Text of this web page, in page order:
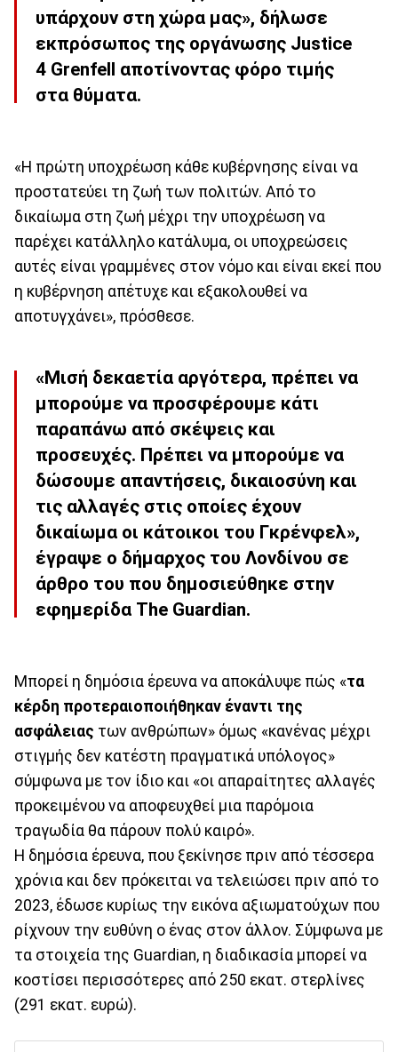
υπάρχουν στη χώρα μας», δήλωσε
εκπρόσωπος της οργάνωσης Justice
4 Grenfell αποτίνοντας φόρο τιμής
στα θύματα.
«Η πρώτη υποχρέωση κάθε κυβέρνησης είναι να
προστατεύει τη ζωή των πολιτών. Από το
δικαίωμα στη ζωή μέχρι την υποχρέωση να
παρέχει κατάλληλο κατάλυμα, οι υποχρεώσεις
αυτές είναι γραμμένες στον νόμο και είναι εκεί που
η κυβέρνηση απέτυχε και εξακολουθεί να
αποτυγχάνει», πρόσθεσε.
«Μισή δεκαετία αργότερα, πρέπει να
μπορούμε να προσφέρουμε κάτι
παραπάνω από σκέψεις και
προσευχές. Πρέπει να μπορούμε να
δώσουμε απαντήσεις, δικαιοσύνη και
τις αλλαγές στις οποίες έχουν
δικαίωμα οι κάτοικοι του Γκρένφελ»,
έγραψε ο δήμαρχος του Λονδίνου σε
άρθρο του που δημοσιεύθηκε στην
εφημερίδα The Guardian.
Μπορεί η δημόσια έρευνα να αποκάλυψε πώς «τα
κέρδη προτεραιοποιήθηκαν έναντι της
ασφάλειας των ανθρώπων» όμως «κανένας μέχρι
στιγμής δεν κατέστη πραγματικά υπόλογος»
σύμφωνα με τον ίδιο και «οι απαραίτητες αλλαγές
προκειμένου να αποφευχθεί μια παρόμοια
τραγωδία θα πάρουν πολύ καιρό».
Η δημόσια έρευνα, που ξεκίνησε πριν από τέσσερα
χρόνια και δεν πρόκειται να τελειώσει πριν από το
2023, έδωσε κυρίως την εικόνα αξιωματούχων που
ρίχνουν την ευθύνη ο ένας στον άλλον. Σύμφωνα με
τα στοιχεία της Guardian, η διαδικασία μπορεί να
κοστίσει περισσότερες από 250 εκατ. στερλίνες
(291 εκατ. ευρώ).